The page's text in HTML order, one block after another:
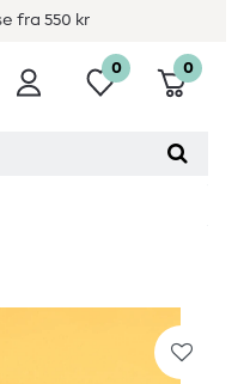
fra 550 kr
0 0